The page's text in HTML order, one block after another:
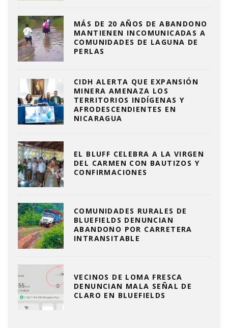
MÁS DE 20 AÑOS DE ABANDONO
MANTIENEN INCOMUNICADAS A
COMUNIDADES DE LAGUNA DE
PERLAS
CIDH ALERTA QUE EXPANSIÓN
MINERA AMENAZA LOS
TERRITORIOS INDÍGENAS Y
AFRODESCENDIENTES EN
NICARAGUA
EL BLUFF CELEBRA A LA VIRGEN
DEL CARMEN CON BAUTIZOS Y
CONFIRMACIONES
COMUNIDADES RURALES DE
BLUEFIELDS DENUNCIAN
ABANDONO POR CARRETERA
INTRANSITABLE
VECINOS DE LOMA FRESCA
DENUNCIAN MALA SEÑAL DE
CLARO EN BLUEFIELDS